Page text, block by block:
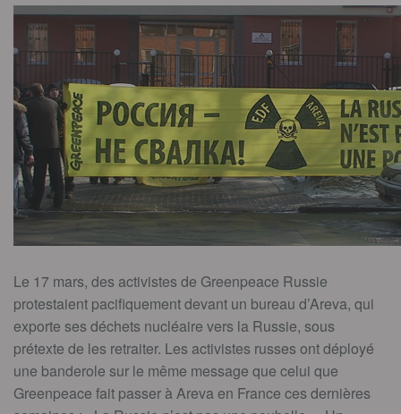
Le 17 mars, des activistes de Greenpeace Russie
protestaient pacifiquement devant un bureau d’Areva, qui
exporte ses déchets nucléaire vers la Russie, sous
prétexte de les retraiter. Les activistes russes ont déployé
une banderole sur le même message que celui que
Greenpeace fait passer à Areva en France ces dernières